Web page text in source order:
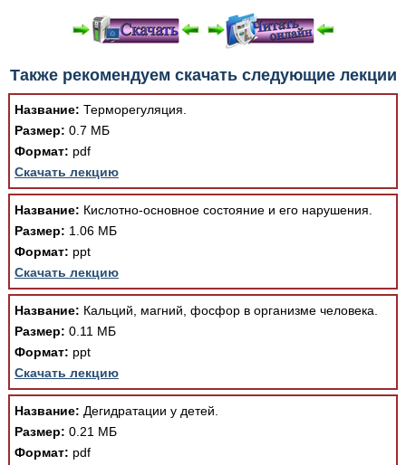
При просмотре в режиме "Читать онлайн" возможны
различные ошибки отображения документа в результате
отсутствия поддержки Вашим браузером шрифтов и
изменения размеров исходных шаблонов. При
скачивании документа данная ошибка устраняется Вашим
программным обеспечением автоматически.
Также рекомендуем скачать следующие лекции
Название: Терморегуляция.
Размер: 0.7 МБ
Формат: pdf
Скачать лекцию
Название: Кислотно-основное состояние и его нарушения.
Размер: 1.06 МБ
Формат: ppt
Скачать лекцию
Название: Кальций, магний, фосфор в организме человека.
Размер: 0.11 МБ
Формат: ppt
Скачать лекцию
Название: Дегидратации у детей.
Размер: 0.21 МБ
Формат: pdf